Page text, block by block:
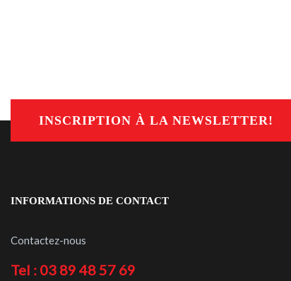
INSCRIPTION À LA NEWSLETTER!
INFORMATIONS DE CONTACT
Contactez-nous
Tel : 03 89 48 57 69